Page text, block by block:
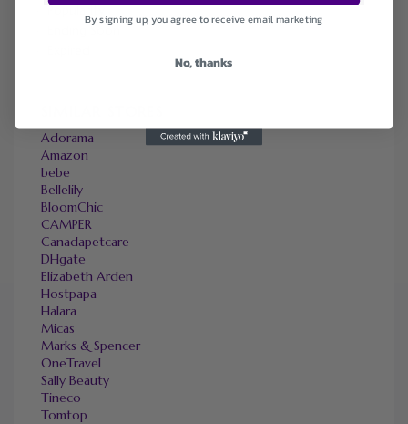
Popularity
Ending Soon
Adorama
Amazon
bebe
Bellelily
BloomChic
CAMPER
Canadapetcare
DHgate
Elizabeth Arden
Hostpapa
Halara
Micas
Marks & Spencer
OneTravel
Sally Beauty
Tineco
Tomtop
By signing up, you agree to receive email marketing
No, thanks